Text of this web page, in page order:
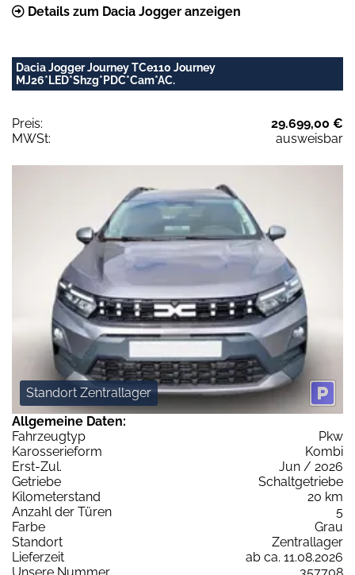
Details zum Dacia Jogger anzeigen
Dacia Jogger Journey TCe110 Journey
MJ26*LED*Shzg*PDC*Cam*AC.
Preis:
29.699,00 €
MWSt:
ausweisbar
Standort Zentrallager
Allgemeine Daten:
Fahrzeugtyp
Pkw
Karosserieform
Kombi
Erst-Zul.
Jun / 2026
Getriebe
Schaltgetriebe
Kilometerstand
20 km
Anzahl der Türen
5
Farbe
Grau
Standort
Zentrallager
Lieferzeit
ab ca. 11.08.2026